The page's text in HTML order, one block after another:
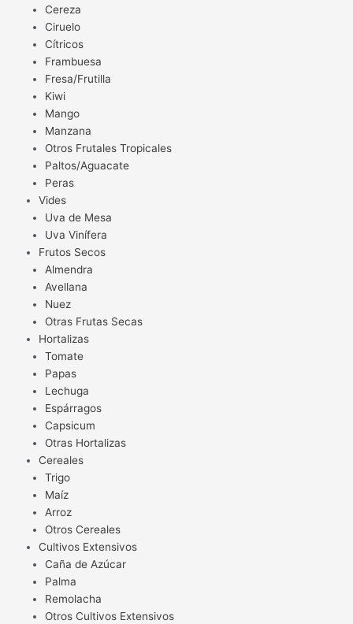
Cereza
Ciruelo
Cítricos
Frambuesa
Fresa/Frutilla
Kiwi
Mango
Manzana
Otros Frutales Tropicales
Paltos/Aguacate
Peras
Vides
Uva de Mesa
Uva Vinífera
Frutos Secos
Almendra
Avellana
Nuez
Otras Frutas Secas
Hortalizas
Tomate
Papas
Lechuga
Espárragos
Capsicum
Otras Hortalizas
Cereales
Trigo
Maíz
Arroz
Otros Cereales
Cultivos Extensivos
Caña de Azúcar
Palma
Remolacha
Otros Cultivos Extensivos